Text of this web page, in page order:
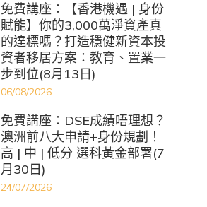
免費講座：【香港機遇 | 身份
賦能】你的3,000萬淨資產真
的達標嗎？打造穩健新資本投
資者移居方案：教育、置業一
步到位(8月13日)
06/08/2026
免費講座：DSE成績唔理想？
澳洲前八大申請+身份規劃！
高 | 中 | 低分 選科黃金部署(7
月30日)
24/07/2026